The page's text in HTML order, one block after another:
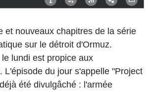
et nouveaux chapitres de la série
sur le détroit d'Ormuz.
lundi est propice aux
L'épisode du jour s'appelle "Project
été divulgâché : l'armée